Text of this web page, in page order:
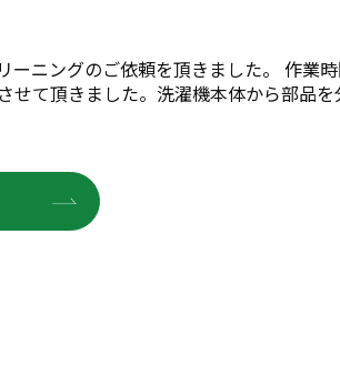
ーニングのご依頼を頂きました。 作業
せて頂きました。洗濯機本体から部品を